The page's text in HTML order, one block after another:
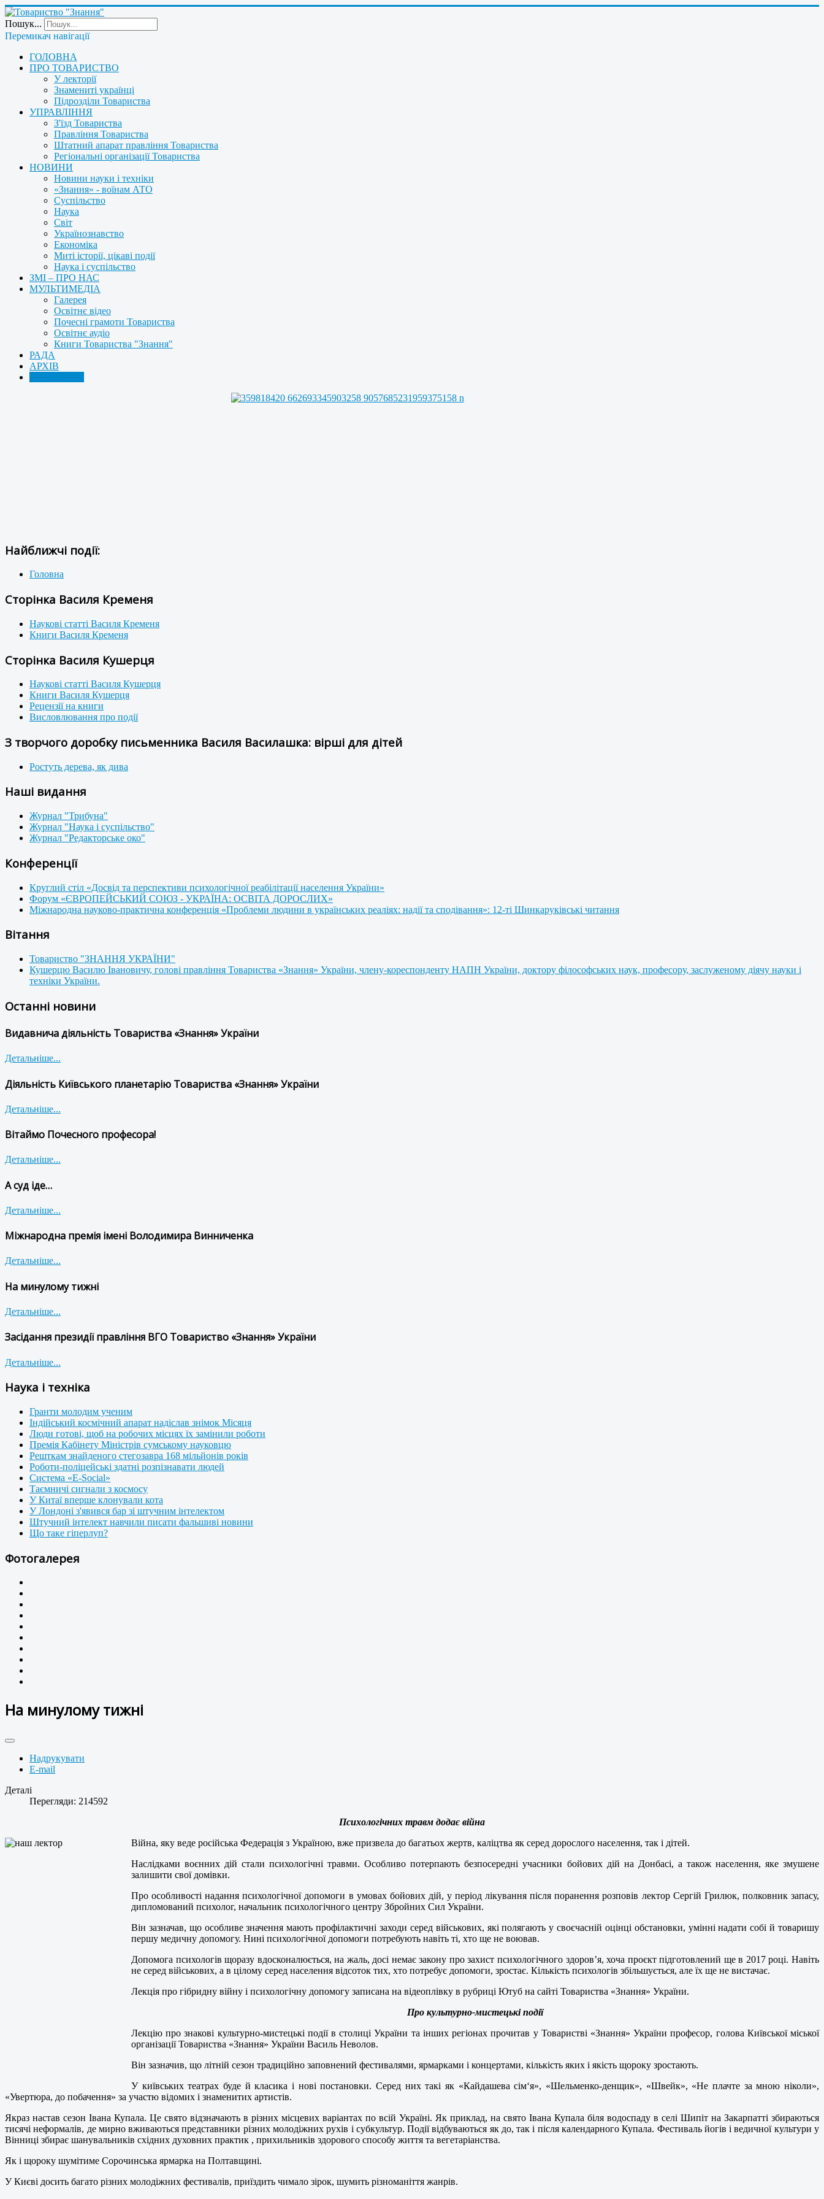
Пошук...
Перемикач навігації
ГОЛОВНА
ПРО ТОВАРИСТВО
У лекторії
Знамениті українці
Підрозділи Товариства
УПРАВЛІННЯ
З'їзд Товариства
Правління Товариства
Штатний апарат правління Товариства
Регіональні організації Товариства
НОВИНИ
Новини науки і техніки
«Знання» - воїнам АТО
Суспільство
Наука
Світ
Українознавство
Економіка
Миті історії, цікаві події
Наука і суспільство
ЗМІ – ПРО НАС
МУЛЬТИМЕДІА
Галерея
Освітнє відео
Почесні грамоти Товариства
Освітнє аудіо
Книги Товариства "Знання"
РАДА
АРХІВ
Найближчі події:
Головна
Сторінка Василя Кременя
Наукові статті Василя Кременя
Книги Василя Кременя
Сторінка Василя Кушерця
Наукові статті Василя Кушерця
Книги Василя Кушерця
Рецензії на книги
Висловлювання про події
З творчого доробку письменника Василя Василашка: вірші для дітей
Ростуть дерева, як дива
Наші видання
Журнал "Трибуна"
Журнал "Наука і суспільство"
Журнал "Редакторське око"
Конференції
Круглий стіл «Досвід та перспективи психологічної реабілітації населення України»
Форум «ЄВРОПЕЙСЬКИЙ СОЮЗ - УКРАЇНА: ОСВІТА ДОРОСЛИХ»
Міжнародна науково-практична конференція «Проблеми людини в українських реаліях: надії та сподівання»: 12-ті Шинкаруківські читання
Вітання
Товариство "ЗНАННЯ УКРАЇНИ"
Кушерцю Василю Івановичу, голові правління Товариства «Знання» України, члену-кореспонденту НАПН України, доктору філософських наук, професору, заслуженому діячу науки і
техніки України.
Останні новини
Видавнича діяльність Товариства «Знання» України
Детальніше...
Діяльність Київського планетарію Товариства «Знання» України
Детальніше...
Вітаймо Почесного професора!
Детальніше...
А суд іде…
Детальніше...
Міжнародна премія імені Володимира Винниченка
Детальніше...
На минулому тижні
Детальніше...
Засідання президії правління ВГО Товариство «Знання» України
Детальніше...
Наука і техніка
Гранти молодим ученим
Індійський космічний апарат надіслав знімок Місяця
Люди готові, щоб на робочих місцях їх замінили роботи
Премія Кабінету Міністрів сумському науковцю
Решткам знайденого стегозавра 168 мільйонів років
Роботи-поліцейські здатні розпізнавати людей
Система «E-Social»
Таємничі сигнали з космосу
У Китаї вперше клонували кота
У Лондоні з'явився бар зі штучним інтелектом
Штучний інтелект навчили писати фальшиві новини
Що таке гіперлуп?
Фотогалерея
На минулому тижні
Надрукувати
E-mail
Деталі
Перегляди: 214592
Психологічних травм додає війна
Війна, яку веде російська Федерація з Україною, вже призвела до багатьох жертв, каліцтва як серед дорослого населення, так і дітей.
Наслідками воєнних дій стали психологічні травми. Особливо потерпають безпосередні учасники бойових дій на Донбасі, а також населення, яке змушене
залишити свої домівки.
Про особливості надання психологічної допомоги в умовах бойових дій, у період лікування після поранення розповів лектор Сергій Грилюк, полковник запасу,
дипломований психолог, начальник психологічного центру Збройних Сил України.
Він зазначав, що особливе значення мають профілактичні заходи серед військових, які полягають у своєчасній оцінці обстановки, умінні надати собі й товаришу
першу медичну допомогу. Нині психологічної допомоги потребують навіть ті, хто ще не воював.
Допомога психологів щоразу вдосконалюється, на жаль, досі немає закону про захист психологічного здоров’я, хоча проєкт підготовлений ще в 2017 році. Навіть
не серед військових, а в цілому серед населення відсоток тих, хто потребує допомоги, зростає. Кількість психологів збільшується, але їх ще не вистачає.
Лекція про гібридну війну і психологічну допомогу записана на відеоплівку в рубриці Ютуб на сайті Товариства «Знання» України.
Про культурно-мистецькі події
Лекцію про знакові культурно-мистецькі події в столиці України та інших регіонах прочитав у Товаристві «Знання» України професор, голова Київської міської
організації Товариства «Знання» України Василь Неволов.
Він зазначив, що літній сезон традиційно заповнений фестивалями, ярмарками і концертами, кількість яких і якість щороку зростають.
У київських театрах буде й класика і нові постановки. Серед них такі як «Кайдашева сім‘я», «Шельменко-денщик», «Швейк», «Не плачте за мною ніколи»,
«Увертюра, до побачення» за участю відомих і знаменитих артистів.
Якраз настав сезон Івана Купала. Це свято відзначають в різних місцевих варіантах по всій Україні. Як приклад, на свято Івана Купала біля водоспаду в селі Шипіт на Закарпатті збираються
тисячі неформалів, де мирно вживаються представники різних молодіжних рухів і субкультур. Події відбуваються як до, так і після календарного Купала. Фестиваль йогів і ведичної культури у
Вінниці збирає шанувальників східних духовних практик , прихильників здорового способу життя та вегетаріанства.
Як і щороку шумітиме Сорочинська ярмарка на Полтавщині.
У Києві досить багато різних молодіжних фестивалів, приїздить чимало зірок, шумить різноманіття жанрів.